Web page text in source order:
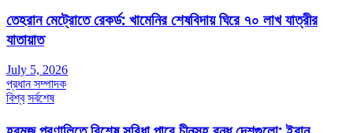
তেহরান মেট্রোতে রেকর্ড: খামেনির শেষবিদায় ঘিরে ৭০ লাখ যাত্রীর
যাতায়াত
July 5, 2026
প্রধান সম্পাদক
বিশ্ব সর্বশেষ